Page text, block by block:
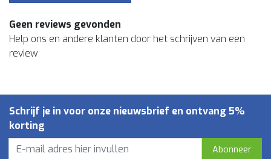
Geen reviews gevonden
Help ons en andere klanten door het schrijven van een
review
Schrijf je in voor onze nieuwsbrief en ontvang 5%
korting
Abonneer